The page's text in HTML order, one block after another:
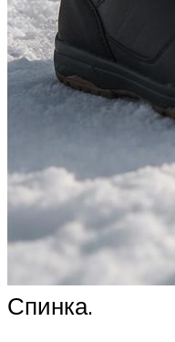
Спинка.